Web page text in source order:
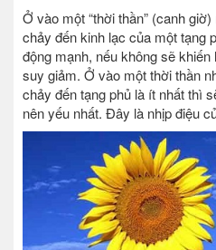
Ở vào một “thời thần” (canh
chảy đến kinh lạc của một tạng
động mạnh, nếu không sẽ
suy giảm. Ở vào một thời thần
chảy đến tạng phủ là ít nhất thì
nên yếu nhất. Đây là nhịp điệu